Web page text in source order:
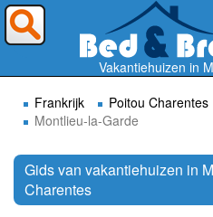
Vakantiehuizen in
Frankrijk
Poitou Charentes
Montlieu-la-Garde
Gids van vakantiehuizen in
Charentes
Waar wilt U heen ?
Zoek